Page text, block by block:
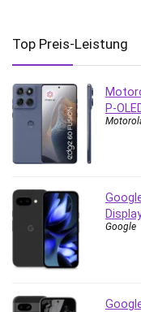
Top Preis-Leistung
P-
Google